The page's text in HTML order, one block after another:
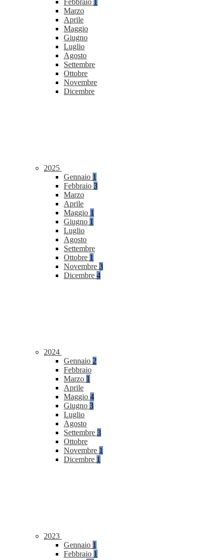
Febbraio 1
Marzo
Aprile
Maggio
Giugno
Luglio
Agosto
Settembre
Ottobre
Novembre
Dicembre
2025
Gennaio 1
Febbraio 3
Marzo
Aprile
Maggio 1
Giugno 1
Luglio
Agosto
Settembre
Ottobre 1
Novembre 3
Dicembre 4
2024
Gennaio 2
Febbraio
Marzo 1
Aprile
Maggio 4
Giugno 3
Luglio
Agosto
Settembre 3
Ottobre
Novembre 1
Dicembre 1
2023
Gennaio 1
Febbraio 1